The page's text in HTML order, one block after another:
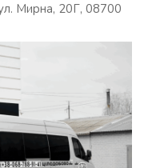
Мирна, 20Г, 08700